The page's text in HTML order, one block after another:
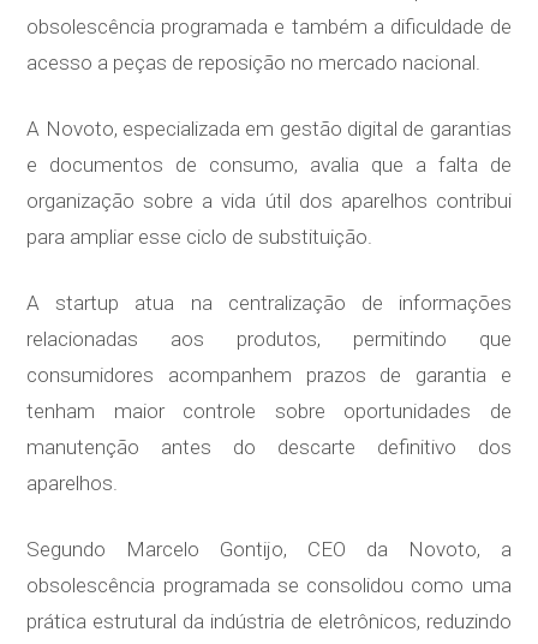
obsolescência programada e também a dificuldade de
acesso a peças de reposição no mercado nacional.
A Novoto, especializada em gestão digital de garantias
e documentos de consumo, avalia que a falta de
organização sobre a vida útil dos aparelhos contribui
para ampliar esse ciclo de substituição.
A startup atua na centralização de informações
relacionadas aos produtos, permitindo que
consumidores acompanhem prazos de garantia e
tenham maior controle sobre oportunidades de
manutenção antes do descarte definitivo dos
aparelhos.
Segundo Marcelo Gontijo, CEO da Novoto, a
obsolescência programada se consolidou como uma
prática estrutural da indústria de eletrônicos, reduzindo